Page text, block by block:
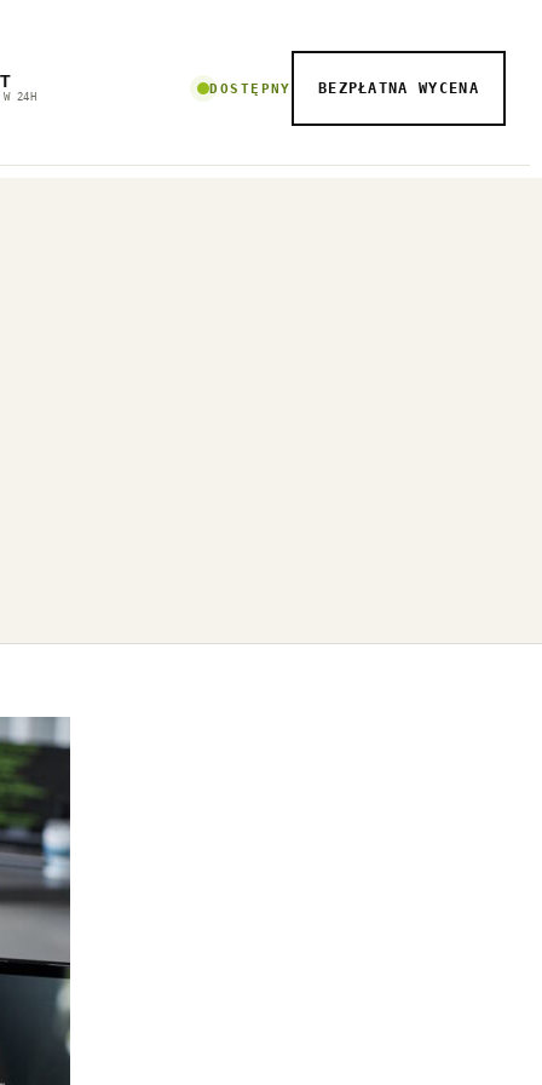
W 24H
DOSTĘPNY BEZPŁATNA WYCENA